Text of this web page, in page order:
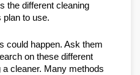
the different cleaning
plan to use.
could happen. Ask them
on these different
cleaner. Many methods